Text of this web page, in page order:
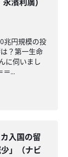
兆円規模の投
？第一生命
に伺いまし
＝...
入国の留
」（ナビ